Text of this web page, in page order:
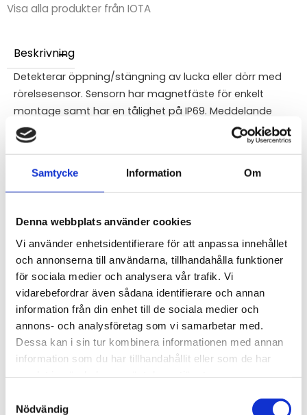
Samtycke Information Om
Denna webbplats använder cookies
Vi använder enhetsidentifierare för att anpassa innehållet
och annonserna till användarna, tillhandahålla funktioner
för sociala medier och analysera vår trafik. Vi
vidarebefordrar även sådana identifierare och annan
information från din enhet till de sociala medier och
annons- och analysföretag som vi samarbetar med.
Dessa kan i sin tur kombinera informationen med annan
information som du har tillhandahållit eller som de har
Nödvändig
Visa alla produkter från IOTA
Beskrivning
Detekterar öppning/stängning av lucka eller dörr med
rörelsesensor. Sensorn har magnetfäste för enkelt
montage samt har en tålighet på IP69. Meddelande
skickas vid varje händelse men kan även konfigureras
efter andra önskemål.Enheten skickar regelbundet upp
batterier med förväntad livslängd på 10 år vid normlt
användande. Storlek: 103x92x24mm.
STÄLL EN FRÅGA OM PRODUKTEN
Omdömen
Du